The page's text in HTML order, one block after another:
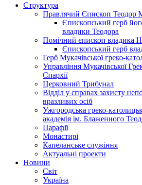
Структура
Правлячий Єпископ Теодор
Єпископський герб
владики Теодора
Помічний єпископ владика
Єпископський герб
Герб Мукачівської греко-
Управління Мукачівської
Єпархії
Церковний Трибунал
Відділ у справах захисту
вразливих осіб
Ужгородська греко-
академія ім. Блаженного
Парафії
Монастирі
Капеланське служіння
Актуальні проекти
Новини
Світ
Україна